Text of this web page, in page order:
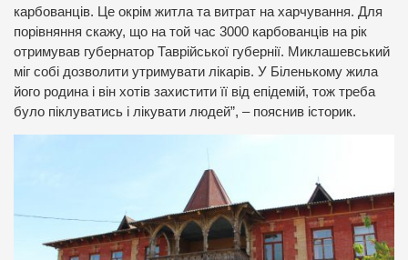
карбованців. Це окрім житла та витрат на харчування. Для
порівняння скажу, що на той час 3000 карбованців на рік
отримував губернатор Таврійської губернії. Миклашевський
міг собі дозволити утримувати лікарів. У Біленькому жила
його родина і він хотів захистити її від епідемій, тож треба
було піклуватись і лікувати людей”, – пояснив історик.